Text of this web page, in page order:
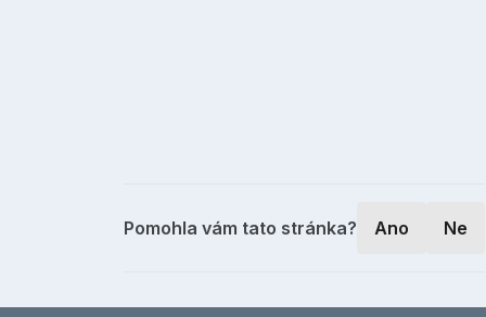
Pomohla vám tato stránka? Ano Ne